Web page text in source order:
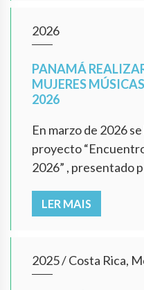
2026
PANAMÁ
MUJERES
2026
En marzo de 2026
proyecto
2026” , presentado
LER MAIS
2025/Costa Rica,